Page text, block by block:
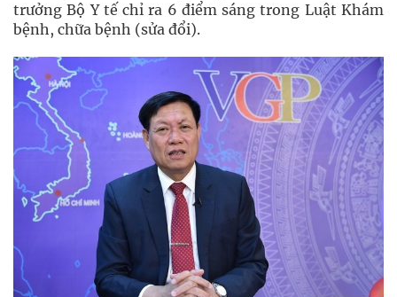
trưởng Bộ Y tế chỉ ra 6 điểm sáng trong Luật Khám
bệnh, chữa bệnh (sửa đổi).